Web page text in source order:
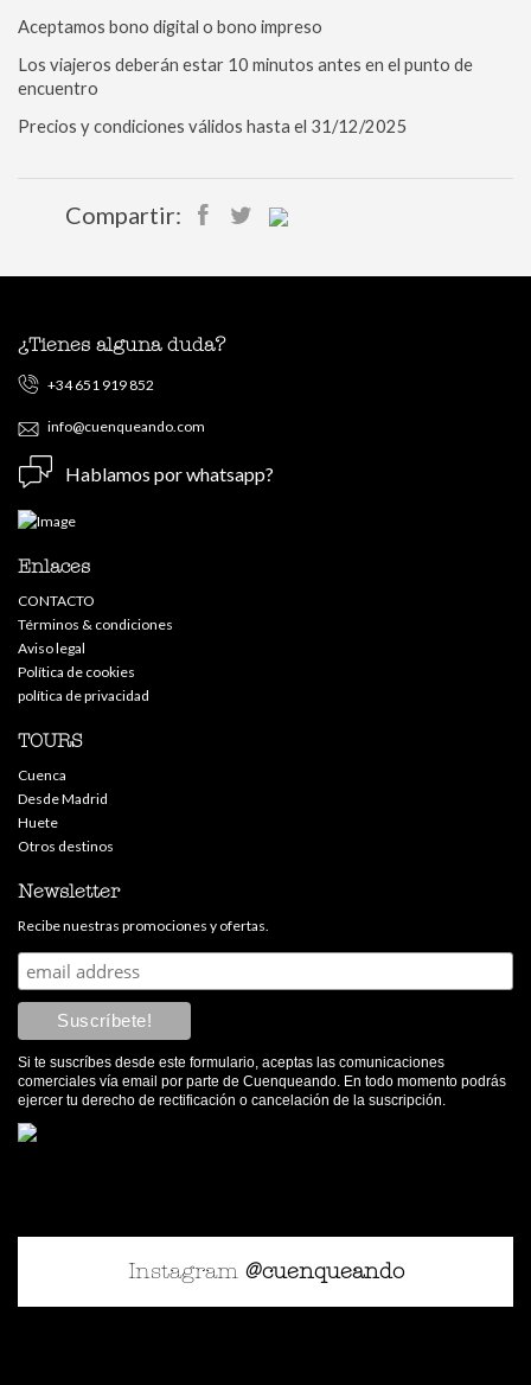
Aceptamos bono digital o bono impreso
Los viajeros deberán estar 10 minutos antes en el punto de
encuentro
Precios y condiciones válidos hasta el 31/12/2025
Compartir:
¿Tienes alguna duda?
+34 651 919 852
info@cuenqueando.com
Hablamos por whatsapp?
Enlaces
CONTACTO
Términos & condiciones
Aviso legal
Política de cookies
política de privacidad
TOURS
Cuenca
Desde Madrid
Huete
Otros destinos
Newsletter
Recibe nuestras promociones y ofertas.
Si te suscríbes desde este formulario, aceptas las comunicaciones
comerciales vía email por parte de Cuenqueando. En todo momento podrás
ejercer tu derecho de rectificación o cancelación de la suscripción.
Instagram @cuenqueando